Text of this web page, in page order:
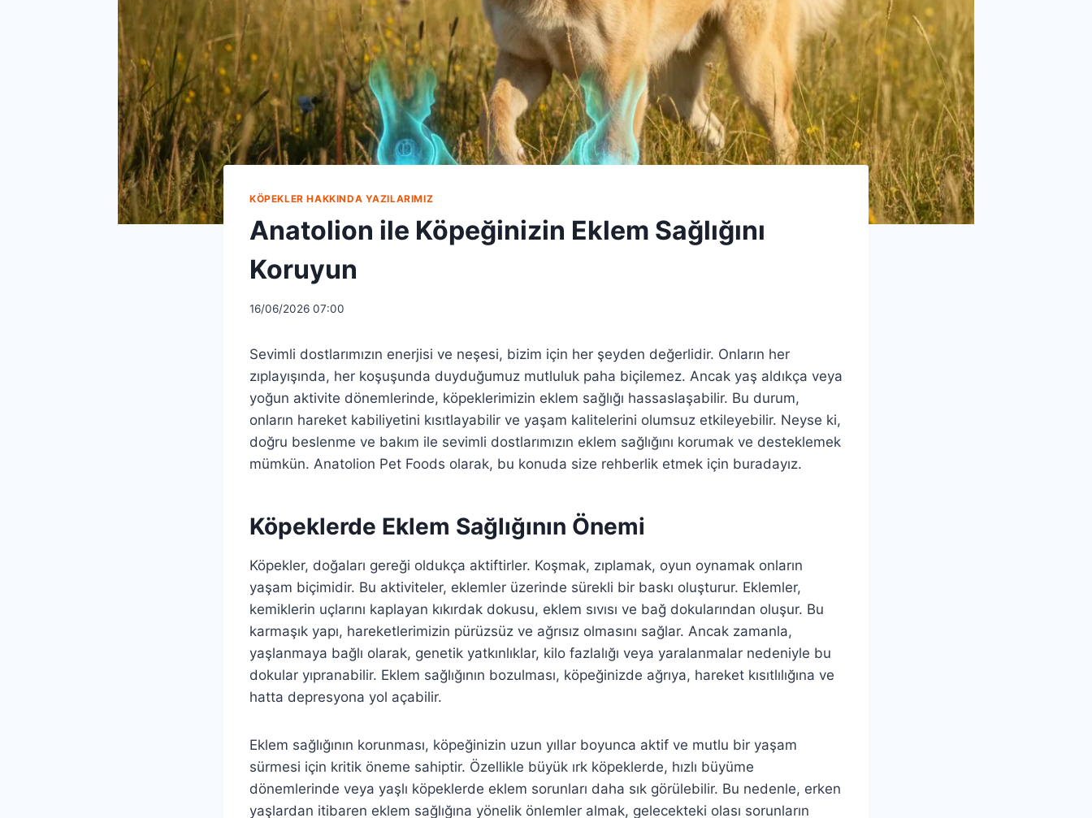
KÖPEKLER HAKKINDA YAZILARIMIZ
Anatolion ile Köpeğinizin Eklem Sağlığını
Koruyun
16/06/2026 07:00
Sevimli dostlarımızın enerjisi ve neşesi, bizim için her şeyden değerlidir. Onların her
zıplayışında, her koşuşunda duyduğumuz mutluluk paha biçilemez. Ancak yaş aldıkça veya
yoğun aktivite dönemlerinde, köpeklerimizin eklem sağlığı hassaslaşabilir. Bu durum,
onların hareket kabiliyetini kısıtlayabilir ve yaşam kalitelerini olumsuz etkileyebilir. Neyse ki,
doğru beslenme ve bakım ile sevimli dostlarımızın eklem sağlığını korumak ve desteklemek
mümkün. Anatolion Pet Foods olarak, bu konuda size rehberlik etmek için buradayız.
Köpeklerde Eklem Sağlığının Önemi
Köpekler, doğaları gereği oldukça aktiftirler. Koşmak, zıplamak, oyun oynamak onların
yaşam biçimidir. Bu aktiviteler, eklemler üzerinde sürekli bir baskı oluşturur. Eklemler,
kemiklerin uçlarını kaplayan kıkırdak dokusu, eklem sıvısı ve bağ dokularından oluşur. Bu
karmaşık yapı, hareketlerimizin pürüzsüz ve ağrısız olmasını sağlar. Ancak zamanla,
yaşlanmaya bağlı olarak, genetik yatkınlıklar, kilo fazlalığı veya yaralanmalar nedeniyle bu
dokular yıpranabilir. Eklem sağlığının bozulması, köpeğinizde ağrıya, hareket kısıtlılığına ve
hatta depresyona yol açabilir.
Eklem sağlığının korunması, köpeğinizin uzun yıllar boyunca aktif ve mutlu bir yaşam
sürmesi için kritik öneme sahiptir. Özellikle büyük ırk köpeklerde, hızlı büyüme
dönemlerinde veya yaşlı köpeklerde eklem sorunları daha sık görülebilir. Bu nedenle, erken
yaşlardan itibaren eklem sağlığına yönelik önlemler almak, gelecekteki olası sorunların